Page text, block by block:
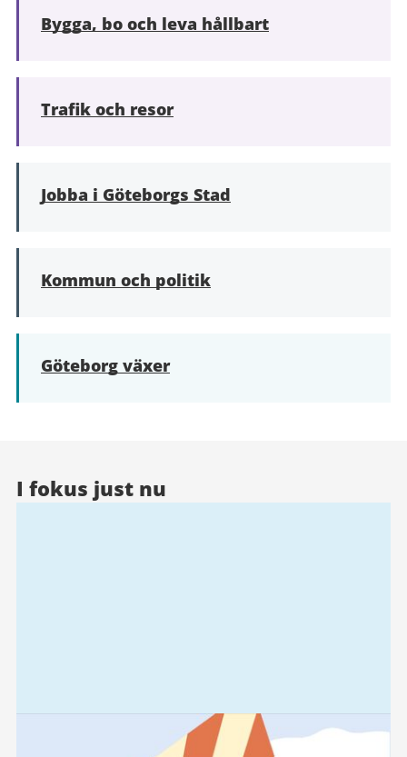
Bygga, bo och leva hållbart
Trafik och resor
Jobba i Göteborgs Stad
Kommun och politik
Göteborg växer
I fokus just nu